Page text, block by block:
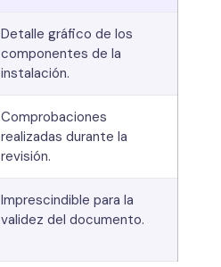
Detalle gráfico de los
componentes de la
instalación.
Comprobaciones
realizadas durante la
revisión.
Imprescindible para la
validez del documento.